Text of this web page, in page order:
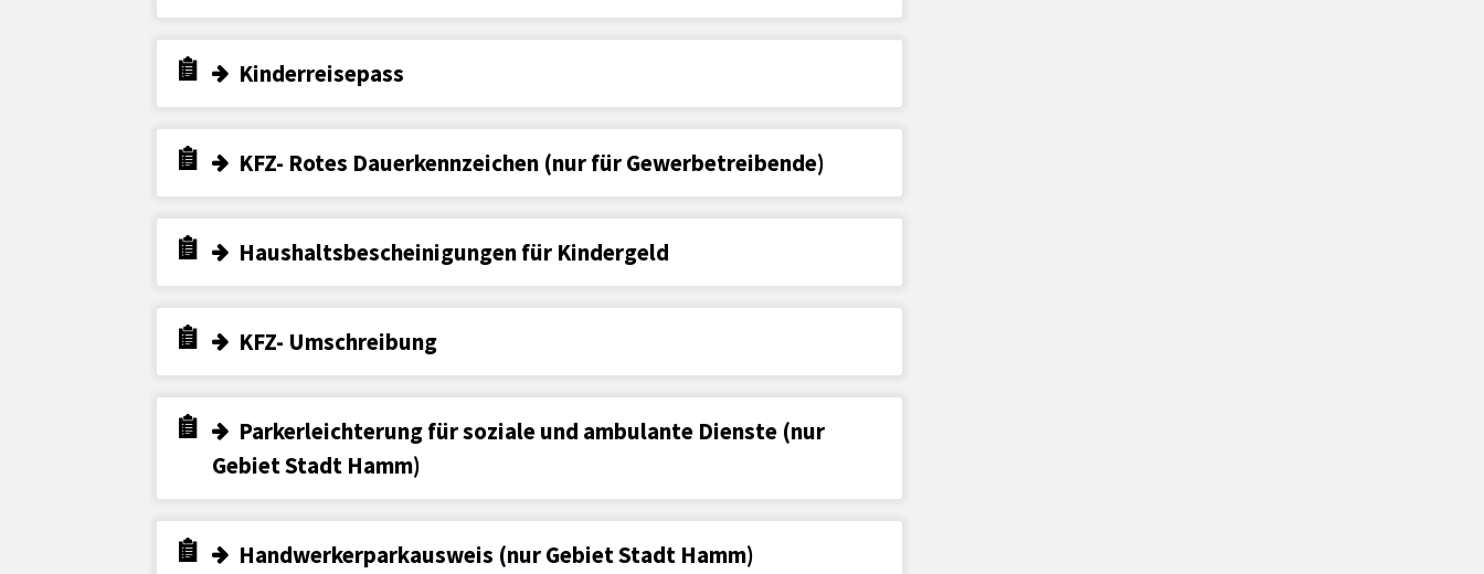
Kinderreisepass
KFZ- Rotes Dauerkennzeichen (nur für Gewerbetreibende)
Haushaltsbescheinigungen für Kindergeld
KFZ- Umschreibung
Parkerleichterung für soziale und ambulante Dienste (nur
Gebiet Stadt Hamm)
Handwerkerparkausweis (nur Gebiet Stadt Hamm)